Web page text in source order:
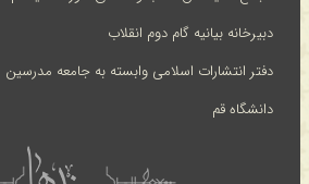
دبیرخانه بیانیه گام دوم انقلاب
دفتر انتشارات اسلامی وابسته به جامعه مدرسین
دانشگاه قم